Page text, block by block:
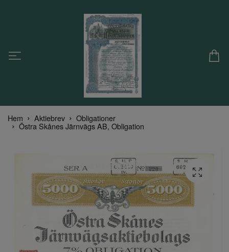
Hem Aktiebrev Obligationer
Östra Skånes Järnvägs AB, Obligation